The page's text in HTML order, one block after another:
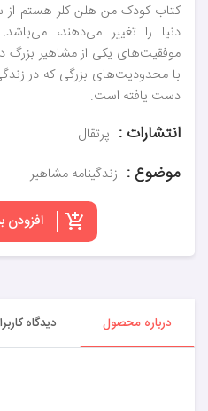
کتاب کودک من هلن کلر هستم
دنیا را تغییر می‌دهند،
موفقیت‌های یکی از مشاهیر بزرگ
با محدودیت‌های بزرگی که در
دست یافته است.
انتشارات : پرتقال
موضوع : زندگینامه مشاهیر
افزودن
درباره محصول دیدگاه